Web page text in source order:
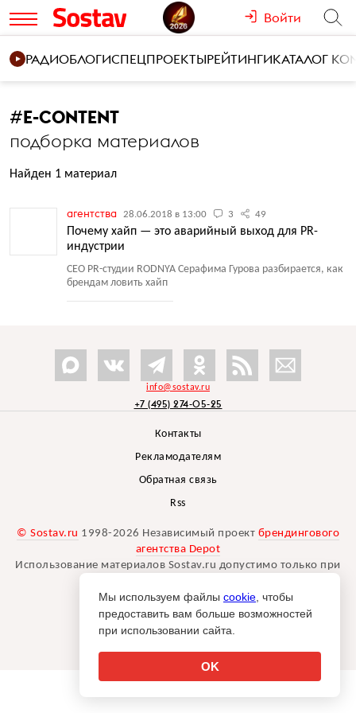
Войти
РАДИОБЛОГИСПЕЦПРОЕКТЫРЕЙТИНГИКАТАЛОГ
#E-CONTENT
подборка материалов
Найден 1 материал
агентства 28.06.2018 в 13:00 3 49
Почему хайп — это аварийный выход для PR-
индустрии
CEO PR-студии RODNYA Серафима Гурова разбирается, как
брендам ловить хайп
info@sostav.ru
+7 (495) 274-05-25
Контакты
Рекламодателям
Обратная связь
Rss
© Sostav.ru 1998-2026 Независимый проект брендингового
агентства Depot
Использование материалов Sostav.ru допустимо только при
Дизайн сайта -Liqium.
18+
Мы используем файлы cookie , чтобы
предоставить вам больше возможностей
при использовании сайта.
OK